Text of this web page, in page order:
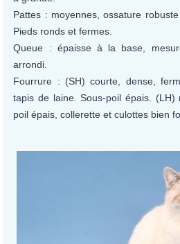
Pattes : moyennes, ossature
Pieds ronds et fermes.
Queue : épaisse à la base,
arrondi.
Fourrure : (SH) courte, dense,
tapis de laine. Sous-poil épais. (LH)
poil épais, collerette et culottes bien